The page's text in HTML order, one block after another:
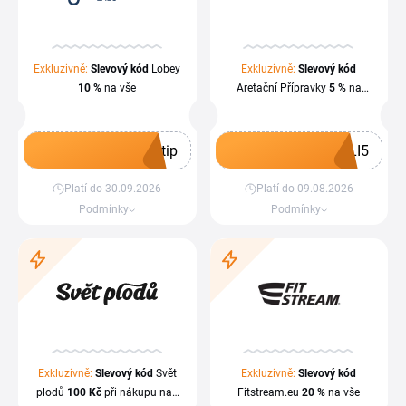
Exkluzivně:Slevový kód Lobey
10 % na vše
Získat kupón
tip
Platí do 30.09.2026
Podmínky
Exkluzivně:Slevový kód
Aretační Přípravky 5 %na
Získat kupón
LI5
Platí do 09.08.2026
Podmínky
Exkluzivně: Slevový kód Svět
plodů 100 Kčpři nákupu nad
Exkluzivně:Slevový kód
Fitstream.eu20 % na vše